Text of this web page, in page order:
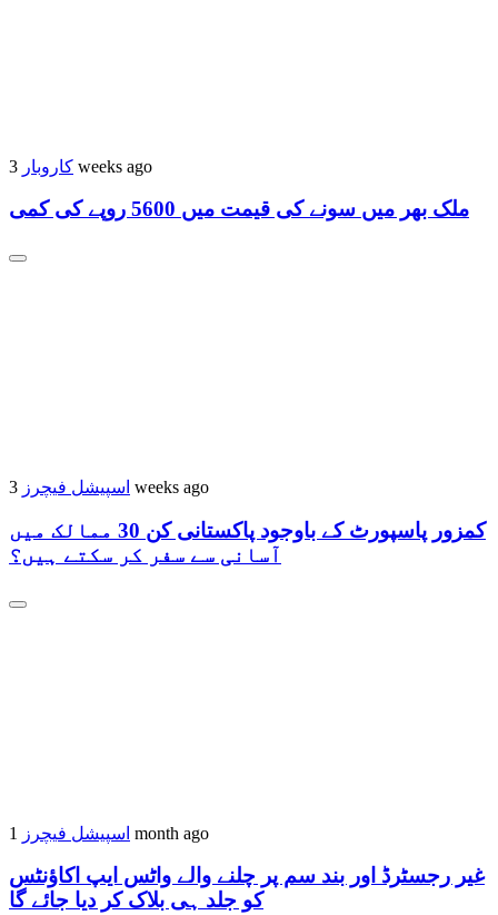
کاروبار 3 weeks ago
ملک بھر میں سونے کی قیمت میں 5600 روپے کی کمی
اسپیشل فیچرز 3 weeks ago
کمزور پاسپورٹ کے باوجود پاکستانی کن 30 ممالک میں
آسانی سے سفر کر سکتے ہیں؟
اسپیشل فیچرز 1 month ago
غیر رجسٹرڈ اور بند سم پر چلنے والے واٹس ایپ اکاؤنٹس
کو جلد ہی بلاک کر دیا جائے گا